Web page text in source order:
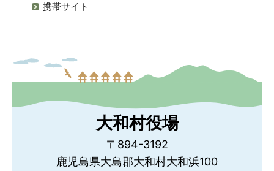
携帯サイト
大和村役場
〒894-3192
鹿児島県大島郡大和村大和浜100